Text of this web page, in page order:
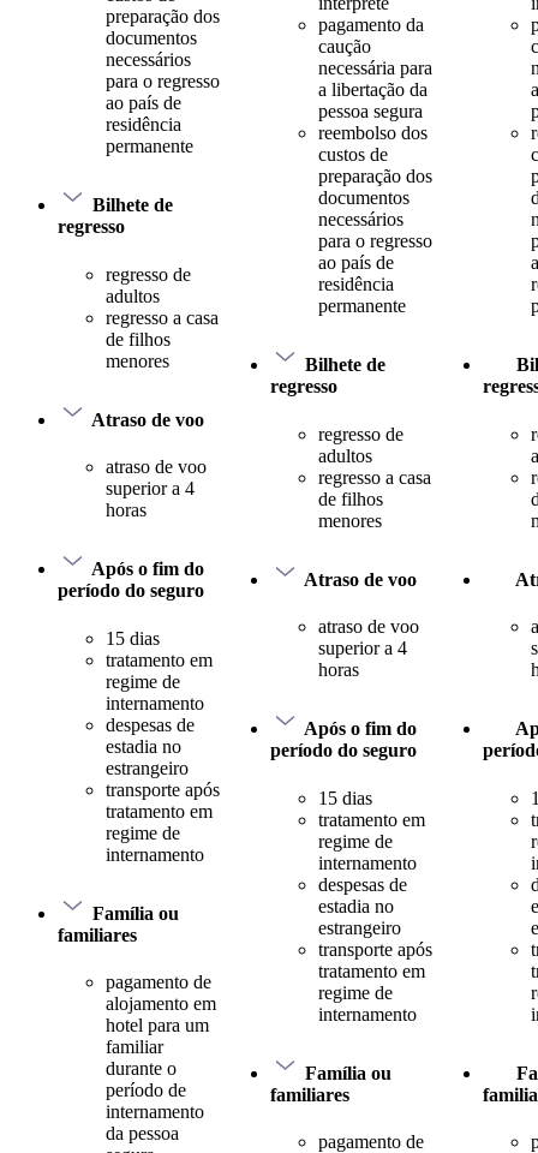
preparação dos
documentos
necessários
para o regresso
ao país de
residência
permanente
Bilhete de
regresso
regresso de
adultos
regresso a casa
de filhos
menores
Atraso de voo
atraso de voo
superior a 4
horas
Após o fim do
período do seguro
15 dias
tratamento em
regime de
internamento
despesas de
estadia no
estrangeiro
transporte após
tratamento em
regime de
internamento
Família ou
familiares
pagamento de
alojamento em
hotel para um
familiar
durante o
período de
internamento
da pessoa
pagamento da
caução
necessária para
a libertação da
pessoa segura
reembolso dos
custos de
preparação dos
documentos
necessários
para o regresso
ao país de
residência
permanente
Bilhete de
regresso
regresso de
adultos
regresso a casa
de filhos
menores
Atraso de voo
atraso de voo
superior a 4
horas
Após o fim do
período do seguro
15 dias
tratamento em
regime de
internamento
despesas de
estadia no
estrangeiro
transporte após
tratamento em
regime de
internamento
Família ou
familiares
pagamento de